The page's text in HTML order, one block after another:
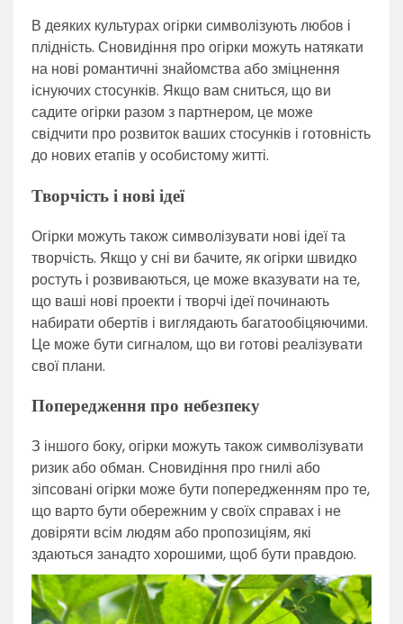
В деяких культурах огірки символізують любов і
плідність. Сновидіння про огірки можуть натякати
на нові романтичні знайомства або зміцнення
існуючих стосунків. Якщо вам сниться, що ви
садите огірки разом з партнером, це може
свідчити про розвиток ваших стосунків і готовність
до нових етапів у особистому житті.
Творчість і нові ідеї
Огірки можуть також символізувати нові ідеї та
творчість. Якщо у сні ви бачите, як огірки швидко
ростуть і розвиваються, це може вказувати на те,
що ваші нові проекти і творчі ідеї починають
набирати обертів і виглядають багатообіцяючими.
Це може бути сигналом, що ви готові реалізувати
свої плани.
Попередження про небезпеку
З іншого боку, огірки можуть також символізувати
ризик або обман. Сновидіння про гнилі або
зіпсовані огірки може бути попередженням про те,
що варто бути обережним у своїх справах і не
довіряти всім людям або пропозиціям, які
здаються занадто хорошими, щоб бути правдою.